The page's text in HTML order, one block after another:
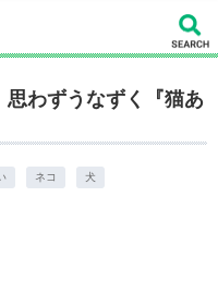
わずうなずく『猫あ
ネコ 犬